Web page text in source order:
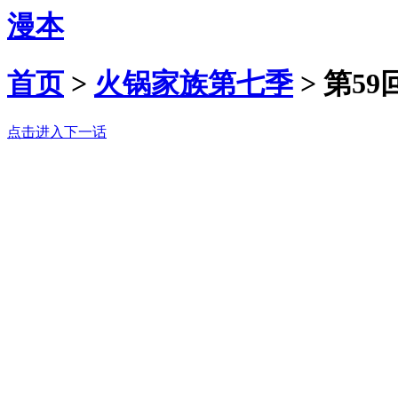
漫本
首页 > 火锅家族第七季 > 第59
点击进入下一话